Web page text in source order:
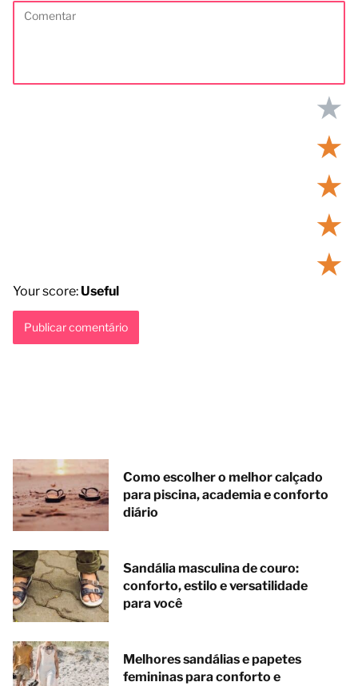
★
★
★
★
★
Your score: Useful
Como escolher o melhor calçado
para piscina, academia e conforto
diário
Sandália masculina de couro:
conforto, estilo e versatilidade
para você
Melhores sandálias e papetes
femininas para conforto e